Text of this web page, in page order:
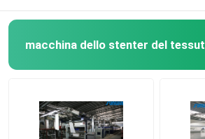
Macchina della struttura dello
Macchina di stampaggio di
macchina dello stenter del